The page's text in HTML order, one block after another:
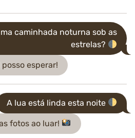
caminhada noturna sob as
estrelas?
esperar!
A lua está linda esta noite
fotos ao luar!